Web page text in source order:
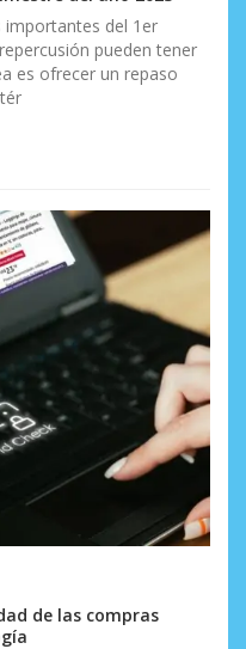
importantes del 1er
pueden tener
es ofrecer un repaso
de las compras